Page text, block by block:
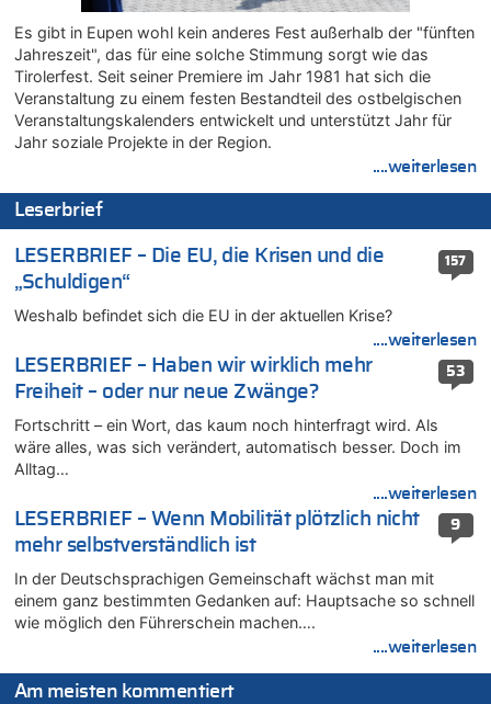
Leipzig, Mechernich und die Frage: Wer steckt hinter den
Drohnen mit Strengstoff? War es Russland?
08.08.2026 - 22:07 von Shari zu
Belgier knackt Jackpot bei Lotterie EuroMillions und gewinnt
mehr als 111 Millionen €
Leipzig, Mechernich und die Frage: Wer steckt hinter den
Drohnen mit Strengstoff? War es Russland?
Zwölf Jahre nach Aachener Bankraub: 70-Jähriger gefasst
08.08.2026 - 21:28 von Noah Parmentier zu
Leipzig, Mechernich und die Frage: Wer steckt hinter den
08.08.2026 - 21:11 von Mungo zu
Leipzig, Mechernich und die Frage: Wer steckt hinter den
08.08.2026 - 20:49 von Marcel Scholzen Eimerscheid zu
Leipzig, Mechernich und die Frage: Wer steckt hinter den
08.08.2026 - 20:34 von Dax zu
Wasserstand des Rheins in NRW so niedrig wie noch nie
Leipzig, Mechernich und die Frage: Wer steckt hinter den
Drohnen mit Strengstoff? War es Russland?
Drohnen mit Strengstoff? War es Russland?
Es gibt in Eupen wohl kein anderes Fest außerhalb der "fünften
Jahreszeit", das für eine solche Stimmung sorgt wie das
Tirolerfest. Seit seiner Premiere im Jahr 1981 hat sich die
Veranstaltung zu einem festen Bestandteil des ostbelgischen
Veranstaltungskalenders entwickelt und unterstützt Jahr für
Jahr soziale Projekte in der Region.
....weiterlesen
Leserbrief
157
LESERBRIEF – Die EU, die Krisen und die
„Schuldigen“
Weshalb befindet sich die EU in der aktuellen Krise?
....weiterlesen
53
LESERBRIEF – Haben wir wirklich mehr
Freiheit – oder nur neue Zwänge?
Fortschritt – ein Wort, das kaum noch hinterfragt wird. Als
wäre alles, was sich verändert, automatisch besser. Doch im
Alltag…
....weiterlesen
9
LESERBRIEF – Wenn Mobilität plötzlich nicht
mehr selbstverständlich ist
In der Deutschsprachigen Gemeinschaft wächst man mit
einem ganz bestimmten Gedanken auf: Hauptsache so schnell
wie möglich den Führerschein machen….
....weiterlesen
Am meisten kommentiert